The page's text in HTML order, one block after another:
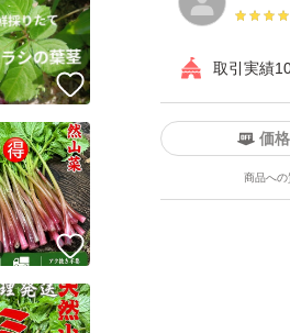
お楽しみいた
発送について：
簡易包装で丁寧
クロネコ便で
取引実績
価
商品へ
いいね！
いいね！